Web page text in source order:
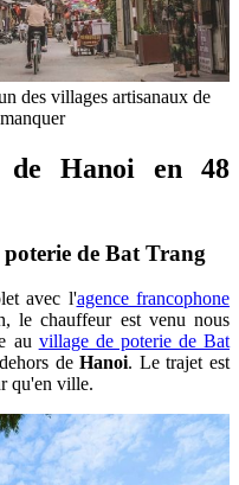
des villages artisanaux de
Hanoi en 48
de Bat Trang
avec l'agence francophone
le chauffeur est venu nous
au village de poterie de Bat
deHanoi. Le trajet est
qu'en ville.